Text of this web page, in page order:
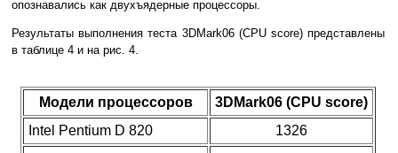
опознавались как двухъядерные процессоры.
Результаты выполнения теста 3DMark06 (CPU score) представлены
в таблице 4 и на рис. 4.
Модели процессоров
3DMark06 (CPU score)
Intel Pentium D 820
1326